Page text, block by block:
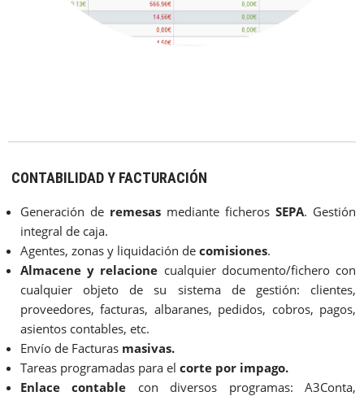
CONTABILIDAD Y FACTURACIÓN
Generación de remesas mediante ficheros SEPA. Gestión
integral de caja.
Agentes, zonas y liquidación de comisiones.
Almacene y relacione cualquier documento/fichero con
cualquier objeto de su sistema de gestión: clientes,
proveedores, facturas, albaranes, pedidos, cobros, pagos,
asientos contables, etc.
Envío de Facturas masivas.
Tareas programadas para el corte por impago.
Enlace contable con diversos programas: A3Conta,